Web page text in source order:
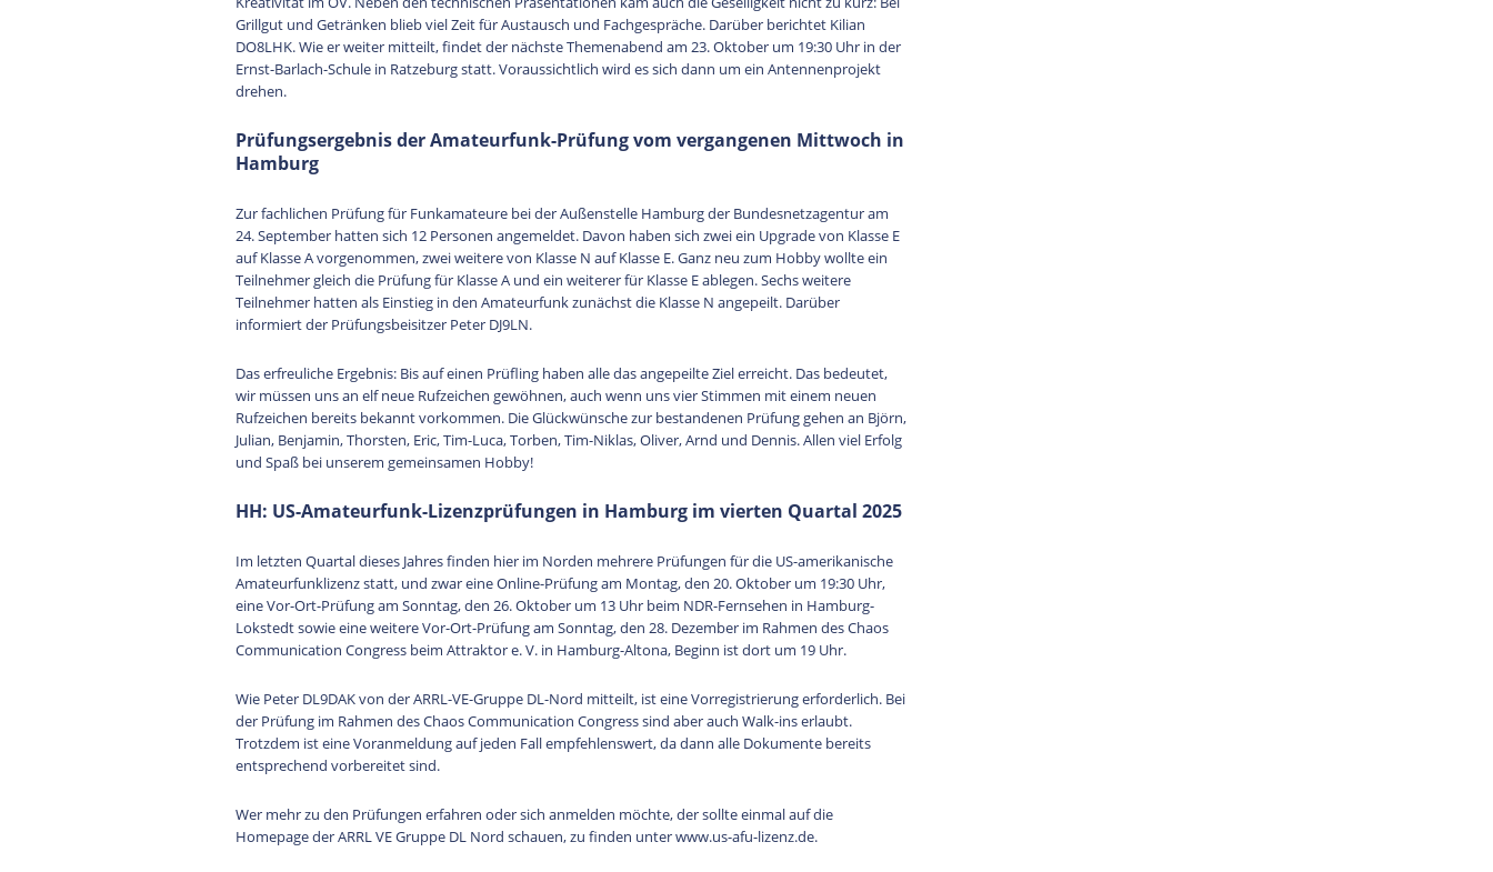
Grillgut und Getränken blieb viel Zeit für Austausch und Fachgespräche. Darüber berichtet Kilian
DO8LHK. Wie er weiter mitteilt, findet der nächste Themenabend am 23. Oktober um 19:30 Uhr in der
Ernst-Barlach-Schule in Ratzeburg statt. Voraussichtlich wird es sich dann um ein Antennenprojekt
drehen.
Prüfungsergebnis der Amateurfunk-Prüfung vom vergangenen Mittwoch in
Hamburg
Zur fachlichen Prüfung für Funkamateure bei der Außenstelle Hamburg der Bundesnetzagentur am
24. September hatten sich 12 Personen angemeldet. Davon haben sich zwei ein Upgrade von Klasse E
auf Klasse A vorgenommen, zwei weitere von Klasse N auf Klasse E. Ganz neu zum Hobby wollte ein
Teilnehmer gleich die Prüfung für Klasse A und ein weiterer für Klasse E ablegen. Sechs weitere
Teilnehmer hatten als Einstieg in den Amateurfunk zunächst die Klasse N angepeilt. Darüber
informiert der Prüfungsbeisitzer Peter DJ9LN.
Das erfreuliche Ergebnis: Bis auf einen Prüfling haben alle das angepeilte Ziel erreicht. Das bedeutet,
wir müssen uns an elf neue Rufzeichen gewöhnen, auch wenn uns vier Stimmen mit einem neuen
Rufzeichen bereits bekannt vorkommen. Die Glückwünsche zur bestandenen Prüfung gehen an Björn,
Julian, Benjamin, Thorsten, Eric, Tim-Luca, Torben, Tim-Niklas, Oliver, Arnd und Dennis. Allen viel Erfolg
und Spaß bei unserem gemeinsamen Hobby!
HH: US-Amateurfunk-Lizenzprüfungen in Hamburg im vierten Quartal 2025
Im letzten Quartal dieses Jahres finden hier im Norden mehrere Prüfungen für die US-amerikanische
Amateurfunklizenz statt, und zwar eine Online-Prüfung am Montag, den 20. Oktober um 19:30 Uhr,
eine Vor-Ort-Prüfung am Sonntag, den 26. Oktober um 13 Uhr beim NDR-Fernsehen in Hamburg-
Lokstedt sowie eine weitere Vor-Ort-Prüfung am Sonntag, den 28. Dezember im Rahmen des Chaos
Communication Congress beim Attraktor e. V. in Hamburg-Altona, Beginn ist dort um 19 Uhr.
Wie Peter DL9DAK von der ARRL-VE-Gruppe DL-Nord mitteilt, ist eine Vorregistrierung erforderlich. Bei
der Prüfung im Rahmen des Chaos Communication Congress sind aber auch Walk-ins erlaubt.
Trotzdem ist eine Voranmeldung auf jeden Fall empfehlenswert, da dann alle Dokumente bereits
entsprechend vorbereitet sind.
Wer mehr zu den Prüfungen erfahren oder sich anmelden möchte, der sollte einmal auf die
Homepage der ARRL VE Gruppe DL Nord schauen, zu finden unter www.us-afu-lizenz.de.